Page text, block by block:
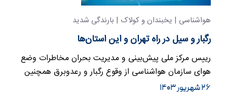
هواشناسی | یخبندان و کولاک | بارندگی شدید
رگبار و سیل در راه تهران و این استان‌ها
رییس مرکز ملی پیش‌بینی و مدیریت بحران مخاطرات وضع
هوای سازمان هواشناسی از وقوع رگبار و رعدوبرق همچنین
وزش باد شدید در…
۲۶ شهریور ۱۴۰۳